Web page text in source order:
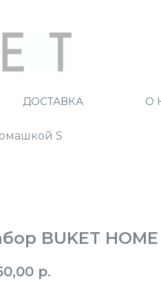
ДОСТАВКА О
S
BUKET
р.